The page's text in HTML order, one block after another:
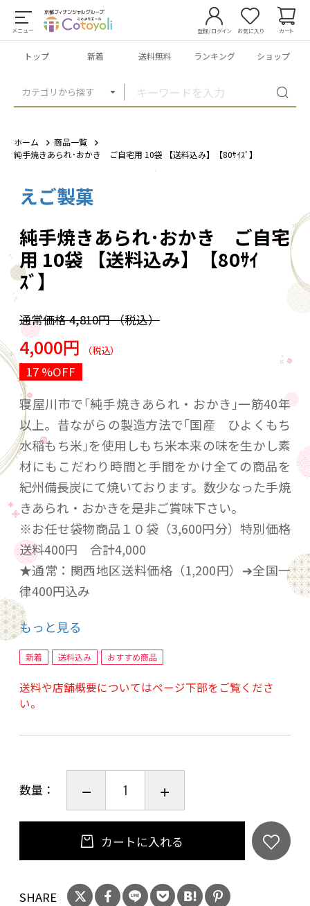
メニュー
カテゴリから探す
登録/ログイン お気に入り カート
トップ 新着 送料無料 ランキング ショップ
ホーム
商品一覧
純手焼きあられ･おかき ご自宅用 10袋 【送料込み】【80ｻｲｽﾞ】
えご製菓
純手焼きあられ･おかき ご自宅
用 10袋 【送料込み】【80ｻｲ
ｽﾞ】
通常価格4,810円（税込）
4,000円 （税込）
17 %OFF
寝屋川市で｢純手焼きあられ・おかき｣一筋40年
以上。昔ながらの製造方法で｢国産 ひよくもち
水稲もち米｣を使用しもち米本来の味を生かし素
材にもこだわり時間と手間をかけ全ての商品を
紀州備長炭にて焼いております。数少なった手焼
きあられ・おかきを是非ご賞味下さい。
※お任せ袋物商品１０袋（3,600円分）特別価格
送料400円 合計4,000
★通常：関西地区送料価格（1,200円）➔全国一
律400円込み
在庫や季節によって詰め合わせの内容が変わり
ます。中身はお選びいただけません。（醤油4種
類・素焼き・ﾏﾖﾈｰｽﾞ・抹茶・山椒・ごま・青海
んぶ）他 全ての商品の賞味期限 発送より45日
もっと見る
新着 送料込み おすすめ商品
送料や店舗概要についてはページ下部をご覧くださ
い。
数量：
カートに入れる
SHARE